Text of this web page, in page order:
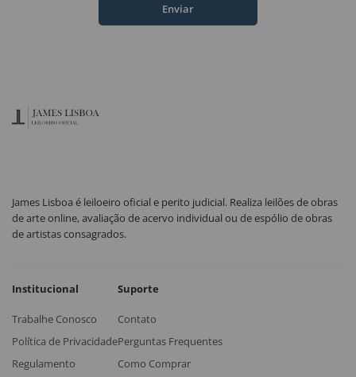
Enviar
James Lisboa é leiloeiro oficial e perito judicial. Realiza leilões de obras
de arte online, avaliação de acervo individual ou de espólio de obras
de artistas consagrados.
Institucional
Trabalhe Conosco
Política de Privacidade
Regulamento
Suporte
Contato
Perguntas Frequentes
Como Comprar